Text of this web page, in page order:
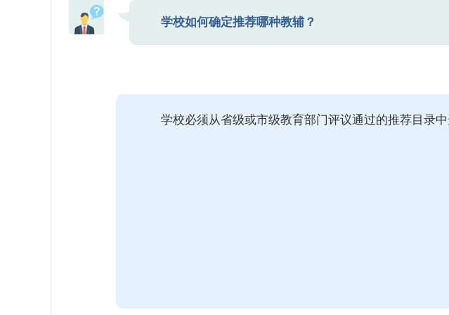
学校如何确定推荐哪种教辅？
学校必须从省级或市级教育部门评议通过的推荐目录